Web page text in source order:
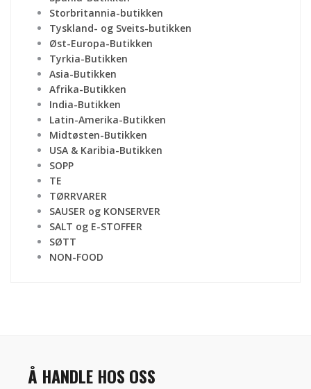
Storbritannia-butikken
Tyskland- og Sveits-butikken
Øst-Europa-Butikken
Tyrkia-Butikken
Asia-Butikken
Afrika-Butikken
India-Butikken
Latin-Amerika-Butikken
Midtøsten-Butikken
USA & Karibia-Butikken
SOPP
TE
TØRRVARER
SAUSER og KONSERVER
SALT og E-STOFFER
SØTT
NON-FOOD
Å HANDLE HOS OSS